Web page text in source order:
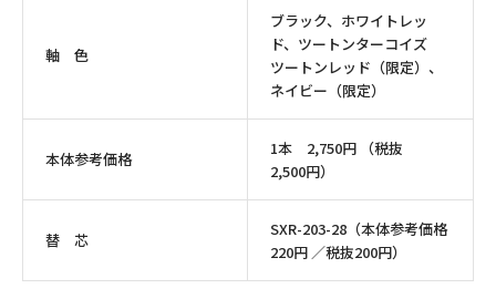
軸 色
ブラック、ホワイトレッ
ド、ツートンターコイズ
ツートンレッド（限定）、
ネイビー（限定）
本体参考価格
1本 2,750円 （税抜
2,500円）
替 芯
SXR-203-28（本体参考価格
220円 ／税抜200円）